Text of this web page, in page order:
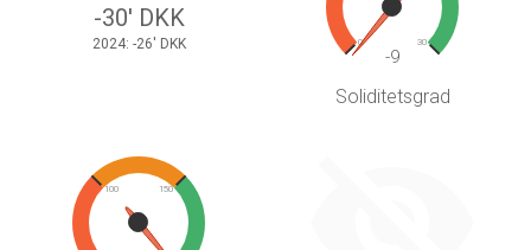
-30' DKK
2024: -26' DKK 0 30
-9
Soliditetsgrad
100 150